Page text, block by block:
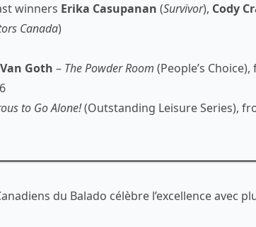
winners Erika Casupanan (Survivor), Cody
Canada)
Goth – The Powder Room (People’s
to Go Alone!(Outstanding Leisure Series),
du Balado célèbre l’excellence avec